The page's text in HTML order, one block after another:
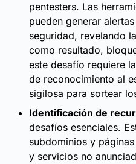
pentesters. Las
pueden generar
seguridad, revelando
como resultado,
este desafío requiere
de reconocimiento al
sigilosa para sortear
Identificación de
desafíos esenciales.
subdominios y
y servicios no